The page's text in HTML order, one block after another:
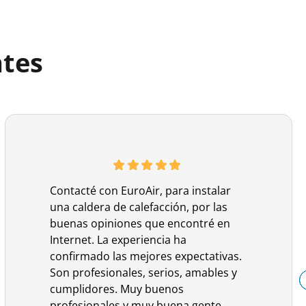
Contacté con EuroAir, para instalar
una caldera de calefacción, por las
buenas opiniones que encontré en
Internet. La experiencia ha
confirmado las mejores expectativas.
Son profesionales, serios, amables y
cumplidores. Muy buenos